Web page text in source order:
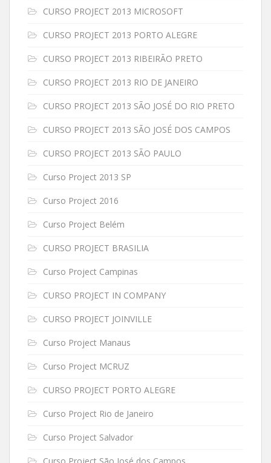
CURSO PROJECT 2013 MICROSOFT
CURSO PROJECT 2013 PORTO ALEGRE
CURSO PROJECT 2013 RIBEIRÃO PRETO
CURSO PROJECT 2013 RIO DE JANEIRO
CURSO PROJECT 2013 SÃO JOSÉ DO RIO PRETO
CURSO PROJECT 2013 SÃO JOSÉ DOS CAMPOS
CURSO PROJECT 2013 SÃO PAULO
Curso Project 2013 SP
Curso Project 2016
Curso Project Belém
CURSO PROJECT BRASILIA
Curso Project Campinas
CURSO PROJECT IN COMPANY
CURSO PROJECT JOINVILLE
Curso Project Manaus
Curso Project MCRUZ
CURSO PROJECT PORTO ALEGRE
Curso Project Rio de Janeiro
Curso Project Salvador